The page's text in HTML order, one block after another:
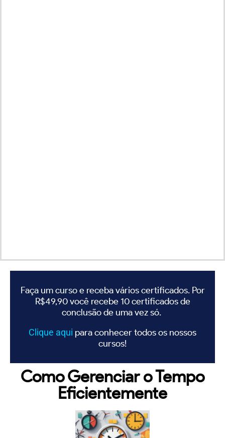
Faça um curso e receba vários certificados. Por
R$49,90 você recebe 10 certificados de
conclusão de uma vez só.
Clique aqui para conhecer todos os nossos
cursos!
Como Gerenciar o Tempo
Eficientemente